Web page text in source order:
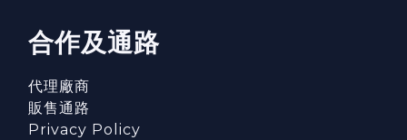
合作及通路
代理廠商
販售通路
Privacy Policy